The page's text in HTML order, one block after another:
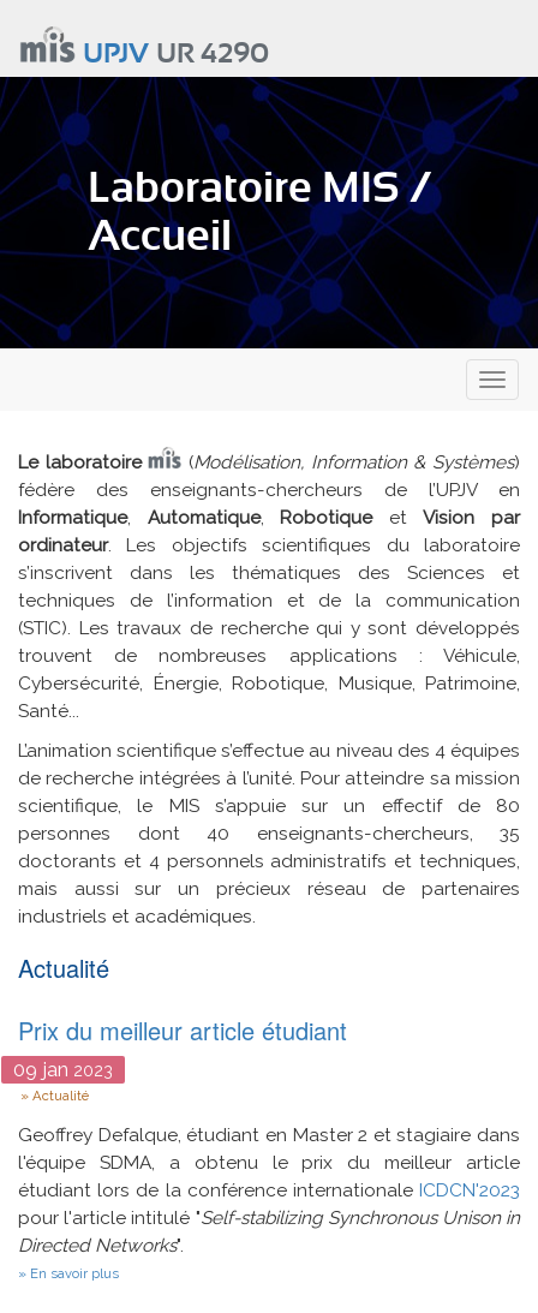
contenu
principal
UPJVUR 4290
Laboratoire MIS /
Accueil
Le laboratoire (Modélisation, Information & Systèmes)
fédère des enseignants-chercheurs de l’UPJV en
Informatique, Automatique, RobotiqueetVision par
ordinateur. Les objectifs scientifiques du laboratoire
s’inscrivent dans les thématiques des Sciences et
techniques de l’information et de la communication
(STIC). Les travaux de recherche qui y sont développés
trouvent de nombreuses applications : Véhicule,
Cybersécurité, Énergie, Robotique, Musique, Patrimoine,
Santé...
L’animation scientifique s’effectue au niveau des 4 équipes
de recherche intégrées à l’unité. Pour atteindre sa mission
scientifique, le MIS s’appuie sur un effectif de 80
personnes dont 40 enseignants-chercheurs, 35
doctorants et 4 personnels administratifs et techniques,
mais aussi sur un précieux réseau de partenaires
industriels et académiques.
Actualité
Prix du meilleur article étudiant
09 jan 2023
Type
Actualité
Geoffrey Defalque, étudiant en Master 2 et stagiaire dans
l'équipe SDMA, a obtenu le prix du meilleur article
étudiant lors de la conférence internationale ICDCN'2023
pour l'article intitulé "Self-stabilizing Synchronous Unison in
Directed Networks".
En savoir plus